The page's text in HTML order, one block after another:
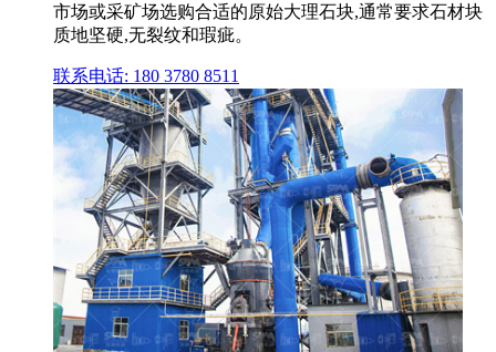
市场或采矿场选购合适的原始大理石块,通常要求石材块
质地坚硬,无裂纹和瑕疵。
联系电话: 180 3780 8511